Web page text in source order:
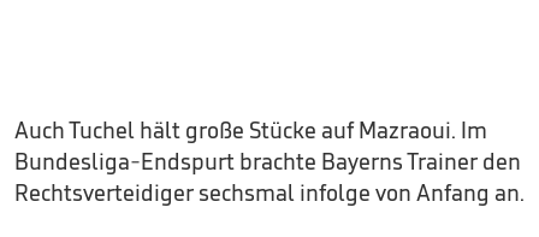
Auch Tuchel hält große Stücke auf Mazraoui. Im
Bundesliga-Endspurt brachte Bayerns Trainer den
Rechtsverteidiger sechsmal infolge von Anfang an.